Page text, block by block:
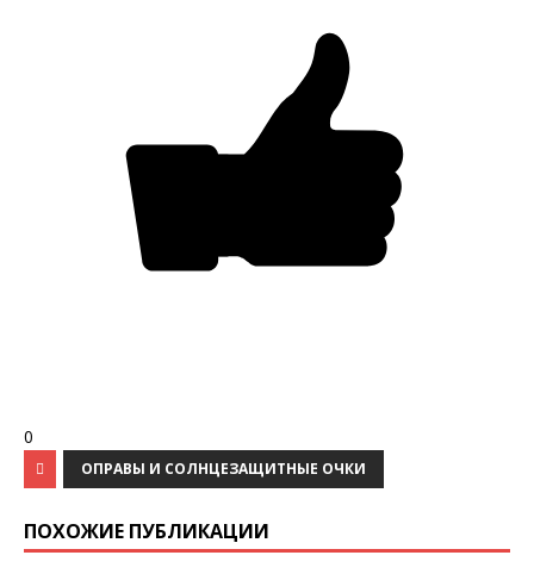
0
ОПРАВЫ И СОЛНЦЕЗАЩИТНЫЕ ОЧКИ
ПОХОЖИЕ ПУБЛИКАЦИИ